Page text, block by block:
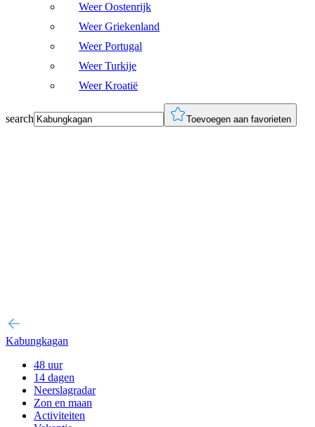
Weer Oostenrijk
Weer Griekenland
Weer Portugal
Weer Turkije
Weer Kroatië
search Toevoegen aan favorieten
Kabungkagan
48 uur
14 dagen
Neerslagradar
Zon en maan
Activiteiten